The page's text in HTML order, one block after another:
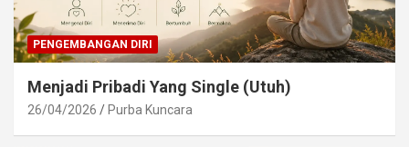
PENGEMBANGAN DIRI
Menjadi Pribadi Yang Single (Utuh)
26/04/2026 Purba Kuncara